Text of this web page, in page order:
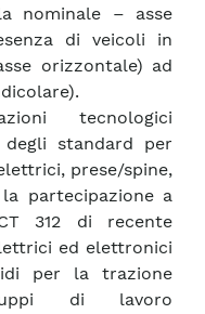
nominale – asse
di veicoli in
orizzontale) ad
tecnologici
degli standard per
prese/spine,
partecipazione a
312 di recente
ed elettronici
per la trazione
di lavoro